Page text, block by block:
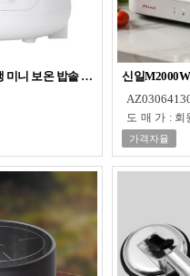
미니 보온 밥솥 소형 전기 밥통 3인용
신일
도매가 : 회
가격자율